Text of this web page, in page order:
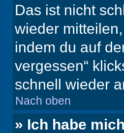
Das ist nicht
wieder
indem du auf
vergessen“
schnell wieder
Nach oben
» Ich habe